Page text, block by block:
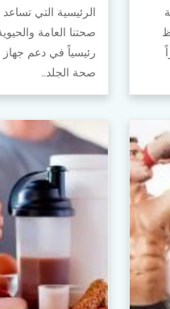
الرئيسية التي
صحتنا العامة
رئيسياً في دعم جهاز
صحة الجلد…